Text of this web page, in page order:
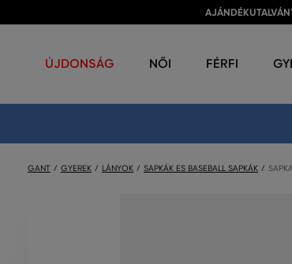
ÚJDONSÁG NŐI FÉRFI
GANT GYEREK LÁNYOK SAPKÁK ES BASEBALL SAPKÁK